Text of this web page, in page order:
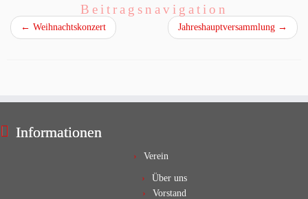
Beitragsnavigation
← Weihnachtskonzert Jahreshauptversammlung →
Informationen
Verein
Über uns
Vorstand